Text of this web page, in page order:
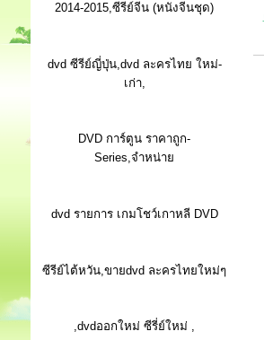
2014-2015,ซีรีย์จีน (หนังจีนชุด)
dvd ซีรีย์ญี่ปุ่น,dvd ละครไทย ใหม่-
เก่า,
DVD การ์ตูน ราคาถูก-
Series,จำหน่าย
dvd รายการ เกมโชว์เกาหลี DVD
ซีรีย์ไต้หวัน,ขายdvd ละครไทยใหม่ๆ
,dvdออกใหม่ ซีรี่ย์ใหม่ ,